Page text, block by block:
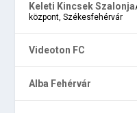
Keleti Kincsek Szalonja
központ, Székesfehérvár
Videoton FC
Alba Fehérvár